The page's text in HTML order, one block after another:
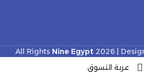
All Rights Nine Egypt 2026 |
عربة التسوق